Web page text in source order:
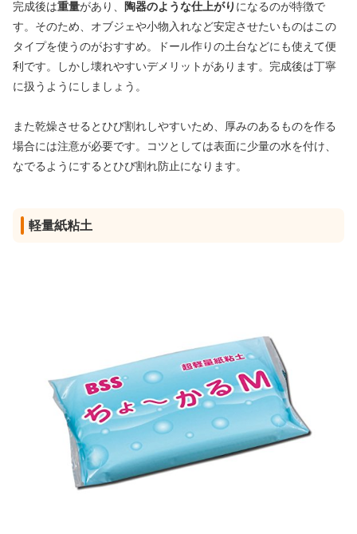
完成後は重量があり、 陶器のような仕上がり になるのが特徴で
す。そのため、オブジェや小物入れなど安定させたいものはこの
タイプを使うのがおすすめ。ドール作りの土台などにも使えて便
利です。しかし壊れやすいデメリットがあります。完成後は丁寧
に扱うようにしましょう。
また乾燥させるとひび割れしやすいため、厚みのあるものを作る
場合には注意が必要です。コツとしては表面に少量の水を付け、
なでるようにするとひび割れ防止になります。
軽量紙粘土